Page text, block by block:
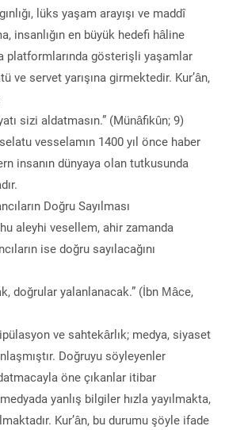
lüks yaşam arayışı ve maddî
insanlığın en büyük hedefi hâline
platformlarında gösterişli yaşamlar
ve servet yarışına girmektedir. Kur’ân,
sizi aldatmasın.” (Münâfikûn; 9)
vesselamın 1400 yıl önce haber
insanın dünyaya olan tutkusunda
Doğru Sayılması
aleyhi vesellem, ahir zamanda
ise doğru sayılacağını
doğrular yalanlanacak.” (İbn Mâce,
ve sahtekârlık; medya, siyaset
Doğruyu söyleyenler
öne çıkanlar itibar
yanlış bilgiler hızla yayılmakta,
Kur’ân, bu durumu şöyle ifade